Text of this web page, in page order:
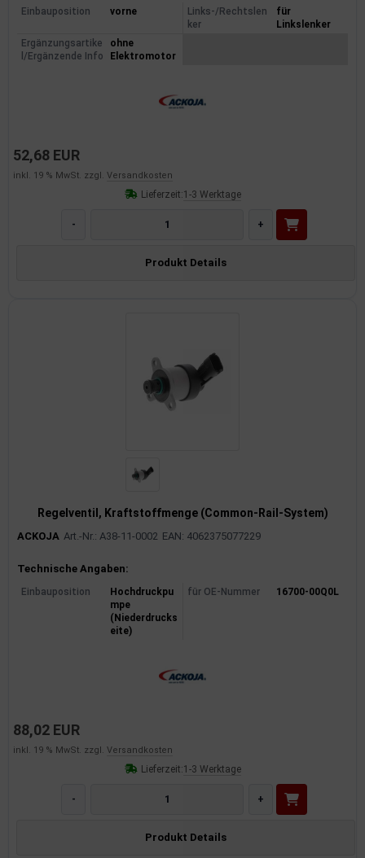
Einbauposition vorne
Links-/Rechtslen
ker
für
Linkslenker
Ergänzungsartike
l/Ergänzende Info
ohne
Elektromotor
52,68 EUR
inkl. 19 % MwSt. zzgl. Versandkosten
Lieferzeit:1-3 Werktage
- +
Produkt Details
Regelventil, Kraftstoffmenge (Common-Rail-System)
ACKOJA Art.-Nr.: A38-11-0002 EAN: 4062375077229
Produktinformationen
Technische Angaben:
Einbauposition
Hochdruckpu
mpe
(Niederdrucks
eite)
für OE-Nummer 16700-00Q0L
88,02 EUR
inkl. 19 % MwSt. zzgl. Versandkosten
Lieferzeit:1-3 Werktage
- +
Produkt Details